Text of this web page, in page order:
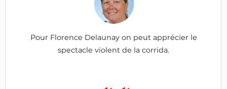
Pour Florence Delaunay on peut apprécier le
spectacle violent de la corrida.